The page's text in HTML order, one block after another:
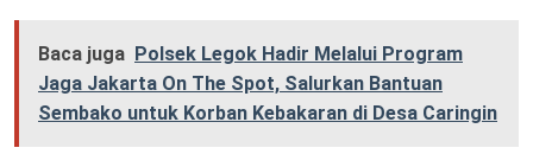
Baca juga Polsek Legok Hadir Melalui Program
Jaga Jakarta On The Spot, Salurkan Bantuan
Sembako untuk Korban Kebakaran di Desa Caringin